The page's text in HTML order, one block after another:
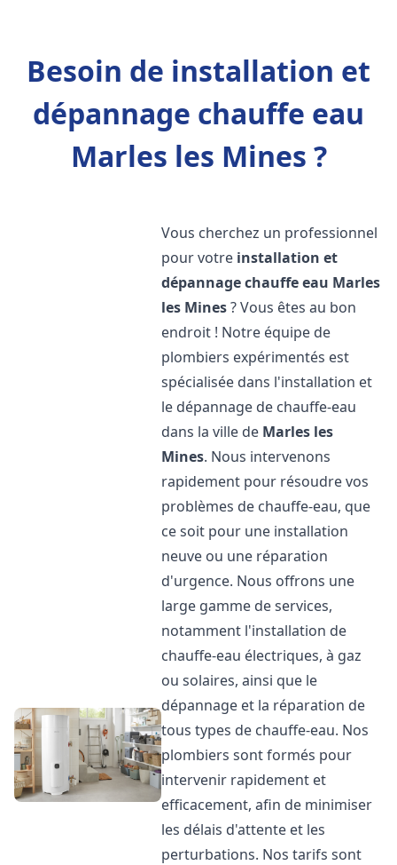
Besoin de installation et
dépannage chauffe eau
Marles les Mines ?
Vous cherchez un professionnel
pour votre installation et
dépannage chauffe eau Marles
les Mines? Vous êtes au bon
endroit ! Notre équipe de
plombiers expérimentés est
spécialisée dans l'installation et
le dépannage de chauffe-eau
dans la ville de Marles les
Mines. Nous intervenons
rapidement pour résoudre vos
problèmes de chauffe-eau, que
ce soit pour une installation
neuve ou une réparation
d'urgence. Nous offrons une
large gamme de services,
notamment l'installation de
chauffe-eau électriques, à gaz
ou solaires, ainsi que le
dépannage et la réparation de
tous types de chauffe-eau. Nos
plombiers sont formés pour
intervenir rapidement et
efficacement, afin de minimiser
les délais d'attente et les
perturbations. Nos tarifs sont